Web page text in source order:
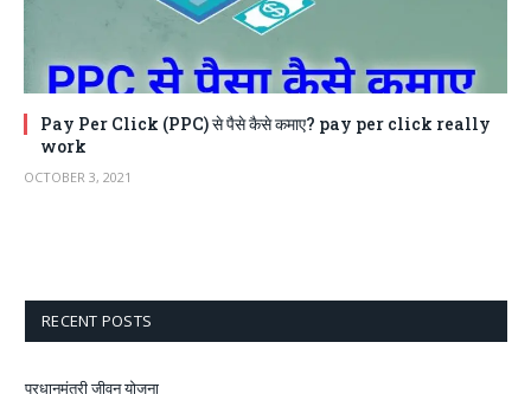
Pay Per Click (PPC) से पैसे कैसे कमाए? pay per click really
work
OCTOBER 3, 2021
RECENT POSTS
प्रधानमंत्री जीवन योजना